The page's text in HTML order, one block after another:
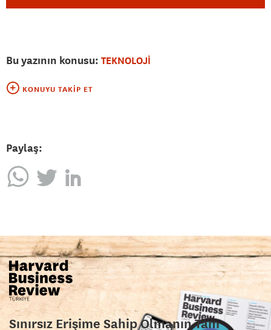
Bu yazının konusu: TEKNOLOJİ
KONUYU TAKIP ET
Paylaş:
Sınırsız Erişime Sahip Olmanın Tam